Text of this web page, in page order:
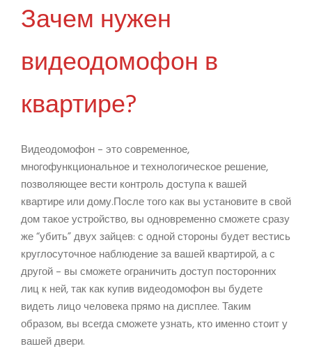
Зачем нужен
видеодомофон в
квартире?
Видеодомофон – это современное,
многофункциональное и технологическое решение,
позволяющее вести контроль доступа к вашей
квартире или дому.После того как вы установите в свой
дом такое устройство, вы одновременно сможете сразу
же “убить” двух зайцев: с одной стороны будет вестись
круглосуточное наблюдение за вашей квартирой, а с
другой – вы сможете ограничить доступ посторонних
лиц к ней, так как купив видеодомофон вы будете
видеть лицо человека прямо на дисплее. Таким
образом, вы всегда сможете узнать, кто именно стоит у
вашей двери.